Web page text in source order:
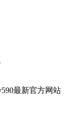
最新官方网站